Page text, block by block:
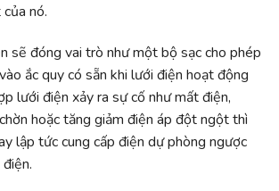
nó.
sẽ đóng vai trò như một bộ sạc cho phép
ắc quy có sẵn khi lưới điện hoạt động
lưới điện xảy ra sự cố như mất điện,
hoặc tăng giảm điện áp đột ngột thì
lập tức cung cấp điện dự phòng ngược